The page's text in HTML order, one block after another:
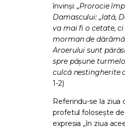
învinși:„Prorocie
Damascului: „Iată,
va mai fi o cetate,
morman de
Aroerului sunt
spre pășune
culcă nestingherite
1-2)
Referindu-se la ziua
profetul folosește
expresia „în ziua